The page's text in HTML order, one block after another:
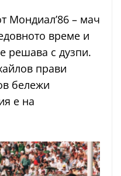
Мондиал’86 – мач
време и
решава с дузпи.
прави
бележи
е на